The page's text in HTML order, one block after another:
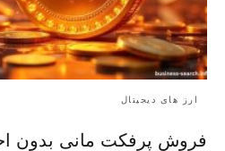
ارز های دیجیتال
فروش پرفکت مانی بدون